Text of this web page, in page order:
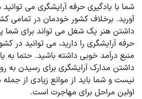
شما با یادگیری حرفه آرایشگری می
آورید. برخلاف کشور خودمان در تمامی
داشتن هنر یک شغل می تواند برای شما
حرفه آرایشگری را دارید، می توانید در
منبع درآمد خوبی داشته باشید. حتما به
داشتن مدارک آرایشگری برای رسیدن به
نیست و شما باید از موانع زیادی از
اولین مراحل برای مهاجرت است.